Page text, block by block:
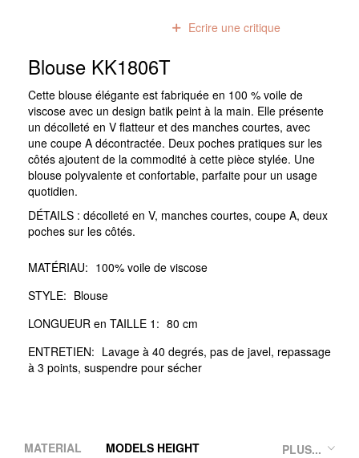
Ecrire une critique
Blouse KK1806T
Cette blouse élégante est fabriquée en 100 % voile de
viscose avec un design batik peint à la main. Elle présente
un décolleté en V flatteur et des manches courtes, avec
une coupe A décontractée. Deux poches pratiques sur les
côtés ajoutent de la commodité à cette pièce stylée. Une
blouse polyvalente et confortable, parfaite pour un usage
quotidien.
DÉTAILS : décolleté en V, manches courtes, coupe A, deux
poches sur les côtés.
MATÉRIAU: 100% voile de viscose
STYLE: Blouse
LONGUEUR en TAILLE 1: 80 cm
ENTRETIEN: Lavage à 40 degrés, pas de javel, repassage
à 3 points, suspendre pour sécher
PLUS...
MATERIAL MODELS HEIGHT